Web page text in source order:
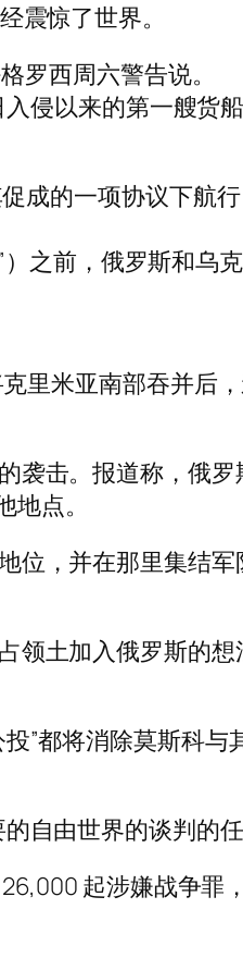
惊了世界。
罗西周六警告说。
侵以来的第一艘货
成的一项协议下航
之前，俄罗斯和乌
里米亚南部吞并后
击。报道称，俄罗
点。
位，并在那里集结
领土加入俄罗斯的
”都将消除莫斯科与
自由世界的谈判的
起涉嫌战争罪